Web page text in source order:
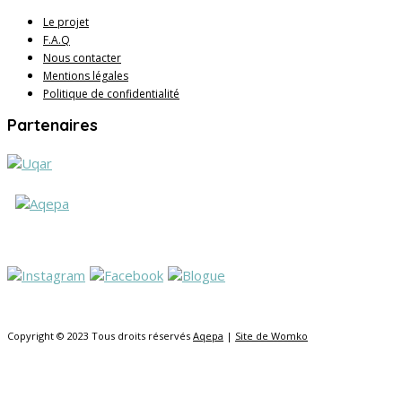
Le projet
F.A.Q
Nous contacter
Mentions légales
Politique de confidentialité
Partenaires
Copyright © 2023 Tous droits réservés Aqepa | Site de Womko